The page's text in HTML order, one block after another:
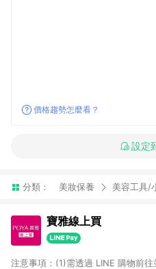
價格趨勢怎麼看？
設定
分類： 美妝保養 美容工具/
寶雅線上買
注意事項：(1)需透過 LINE 購物前